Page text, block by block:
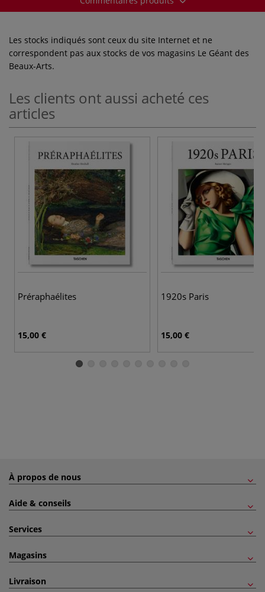
Les stocks indiqués sont ceux du site Internet et ne
correspondent pas aux stocks de vos magasins Le Géant des
Beaux-Arts.
Les clients ont aussi acheté ces
articles
Préraphaélites
15,00 €
1920s Paris
15,00 €
À propos de nous
Aide & conseils
Services
Magasins
Livraison